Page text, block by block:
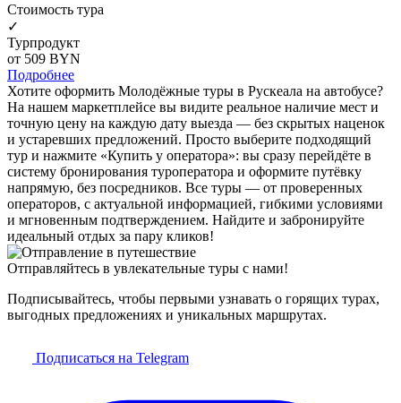
Cтоимость тура
✓
Турпродукт
от 509 BYN
Подробнее
Хотите оформить Молодёжные туры в Рускеала на автобусе?
На нашем маркетплейсе вы видите реальное наличие мест и
точную цену на каждую дату выезда — без скрытых наценок
и устаревших предложений. Просто выберите подходящий
тур и нажмите «Купить у оператора»: вы сразу перейдёте в
систему бронирования туроператора и оформите путёвку
напрямую, без посредников. Все туры — от проверенных
операторов, с актуальной информацией, гибкими условиями
и мгновенным подтверждением. Найдите и забронируйте
идеальный отдых за пару кликов!
Отправляйтесь в увлекательные туры с нами!
Подписывайтесь, чтобы первыми узнавать о горящих турах,
выгодных предложениях и уникальных маршрутах.
Подписаться на Telegram